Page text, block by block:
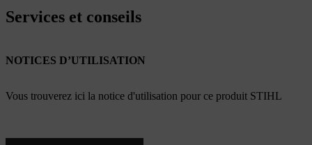
Services et conseils
NOTICES D’UTILISATION
Vous trouverez ici la notice d'utilisation pour ce produit STIHL